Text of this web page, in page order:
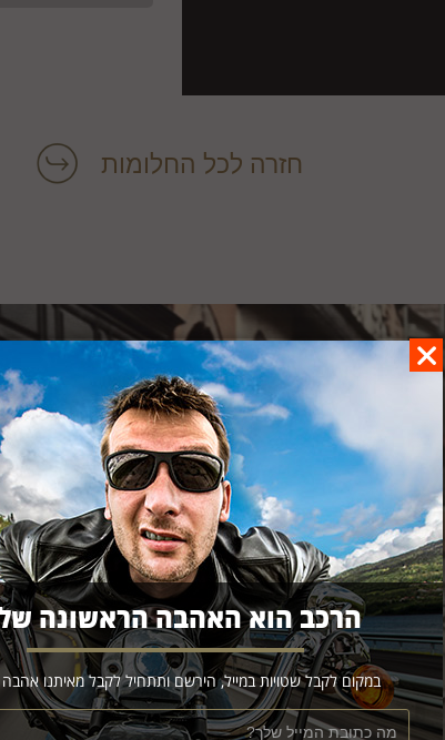
חזרה לכל החלומות
הרכב הוא האהבה הראשונה
במקום לקבל שטויות במייל, הירשם ותתחיל לקבל מאיתנו אהבה